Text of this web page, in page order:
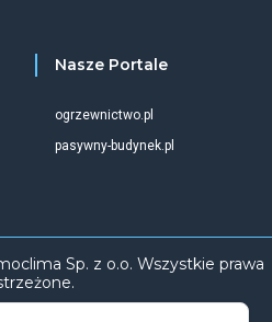
Nasze Portale
ogrzewnictwo.pl
pasywny-budynek.pl
Sp. z o.o. Wszystkie prawa